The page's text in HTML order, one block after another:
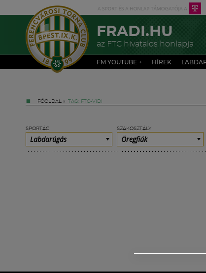
FRADI.HU
az FTC hivatalos honlapja
FM YOUTUBE + HÍREK
FŐOLDAL » TAG: FTC-VIDI
SPORTÁG
Labdarúgás
SZAKOSZTÁLY
Öregfiúk